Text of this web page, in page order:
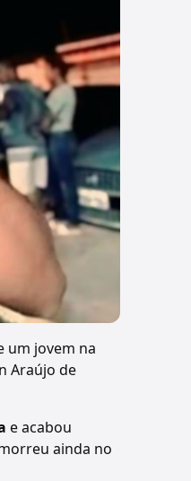
um jovem na
Araújo de
e acabou
ainda no